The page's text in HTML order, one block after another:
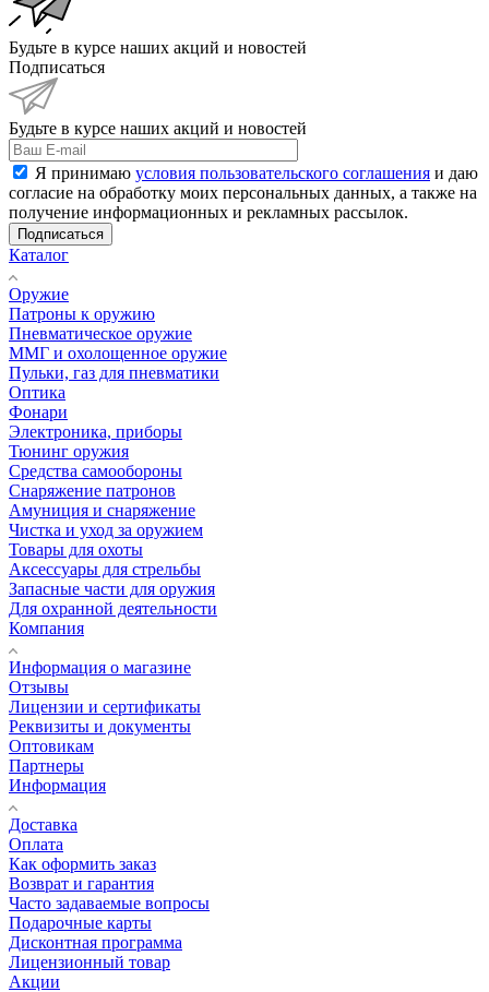
Будьте в курсе наших акций и новостей
Подписаться
Будьте в курсе наших акций и новостей
Я принимаю условия пользовательского соглашения и даю
согласие на обработку моих персональных данных, а также на
получение информационных и рекламных рассылок.
Подписаться
Каталог
Оружие
Патроны к оружию
Пневматическое оружие
ММГ и охолощенное оружие
Пульки, газ для пневматики
Оптика
Фонари
Электроника, приборы
Тюнинг оружия
Средства самообороны
Снаряжение патронов
Амуниция и снаряжение
Чистка и уход за оружием
Товары для охоты
Аксессуары для стрельбы
Запасные части для оружия
Для охранной деятельности
Компания
Информация о магазине
Отзывы
Лицензии и сертификаты
Реквизиты и документы
Оптовикам
Партнеры
Информация
Доставка
Оплата
Как оформить заказ
Возврат и гарантия
Часто задаваемые вопросы
Подарочные карты
Дисконтная программа
Лицензионный товар
Акции